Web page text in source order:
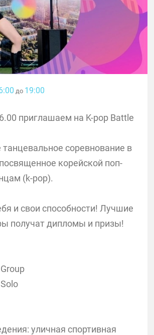
до 19:00
приглашаем на K-pop Battle
соревнование в
корейской поп-
(k-pop).
и свои способности! Лучшие
получат дипломы и призы!
уличная спортивная